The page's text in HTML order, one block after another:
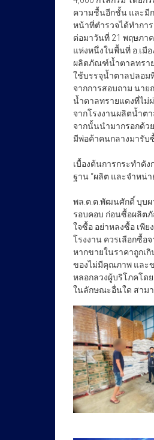
ความชื้นอีกชั้น และมี
หน้าที่ตำรวจได้ทำกา
ต่อมาวันที่ 21 พฤษภา
แห่งหนึ่งในพื้นที่ อ.เมื
ผลิตภัณฑ์น้ำตาลทราย
ใช้บรรจุน้ำตาลปลอ
จากการสอบถาม นา
น้ำตาลทรายแดงที่ไม่
จากโรงงานผลิตน้ำต
จากนั้นนำมากรอกด้ว
มีพ่อค้าคนกลางมารั
เบื้องต้นการกระทำดั
ฐาน “ผลิต และจำหน่
พล.ต.ต.พัฒนศักดิ์ บุบ
รอบคอบ ก่อนซื้อผลิต
ใจซื้อ อย่าหลงซื้อ เพี
โรงงาน ควรเลือกซื้อ
หากขายในราคาถูกเ
ของไม่มีคุณภาพ และ
หลอกลวงผู้บริโภคโด
ในลักษณะอื่นใด สามา